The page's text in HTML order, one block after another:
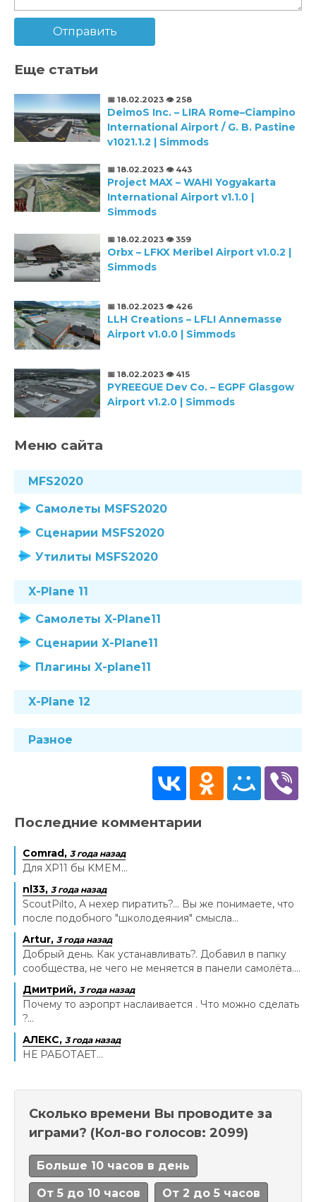
Отправить
Еще статьи
📅 18.02.2023 👁️ 258
DeimoS Inc. – LIRA Rome–Ciampino
International Airport / G. B. Pastine
v1021.1.2 | Simmods
📅 18.02.2023 👁️ 443
Project MAX – WAHI Yogyakarta
International Airport v1.1.0 |
Simmods
📅 18.02.2023 👁️ 359
Orbx – LFKX Meribel Airport v1.0.2 |
Simmods
📅 18.02.2023 👁️ 426
LLH Creations – LFLI Annemasse
Airport v1.0.0 | Simmods
📅 18.02.2023 👁️ 415
PYREEGUE Dev Co. – EGPF Glasgow
Airport v1.2.0 | Simmods
Меню сайта
MFS2020
Самолеты MSFS2020
Сценарии MSFS2020
Утилиты MSFS2020
X-Plane 11
Самолеты X-Plane11
Сценарии X-Plane11
Плагины X-plane11
X-Plane 12
Разное
Последние комментарии
Comrad, 3 года назад
Для XP11 бы KMEM...
nl33, 3 года назад
ScoutPilto, А нехер пиратить?... Вы же понимаете, что
после подобного "школодеяния" смысла...
Artur, 3 года назад
Добрый день. Как устанавливать?. Добавил в папку
сообщества, не чего не меняется в панели самолёта....
Дмитрий, 3 года назад
Почему то аэропрт наслаивается . Что можно сделать
?...
АЛЕКС, 3 года назад
НЕ РАБОТАЕТ...
Сколько времени Вы проводите за
играми? (Кол-во голосов: 2099)
Больше 10 часов в день
От 5 до 10 часов От 2 до 5 часов